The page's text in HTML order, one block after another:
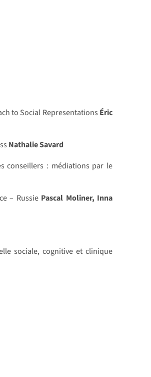
to Social Representations Éric
Nathalie Savard
conseillers : médiations par le
– Russie Pascal Moliner, Inna
sociale, cognitive et clinique